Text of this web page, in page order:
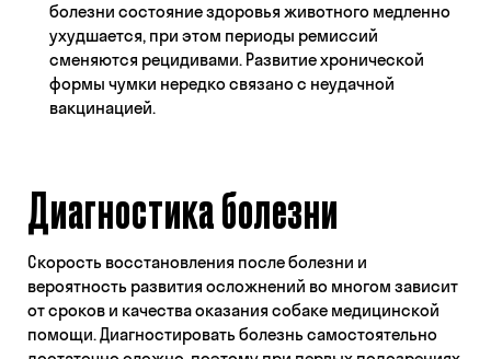
болезни состояние здоровья животного медленно
ухудшается, при этом периоды ремиссий
сменяются рецидивами. Развитие хронической
формы чумки нередко связано с неудачной
вакцинацией.
Диагностика болезни
Скорость восстановления после болезни и
вероятность развития осложнений во многом зависит
от сроков и качества оказания собаке медицинской
помощи. Диагностировать болезнь самостоятельно